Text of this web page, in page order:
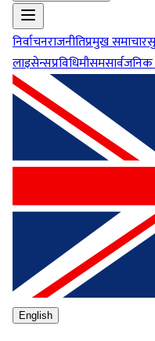
निर्वाचनराजनीतिप्रमुख समाचार
लाइसेन्सप्रविधिमौसम
English